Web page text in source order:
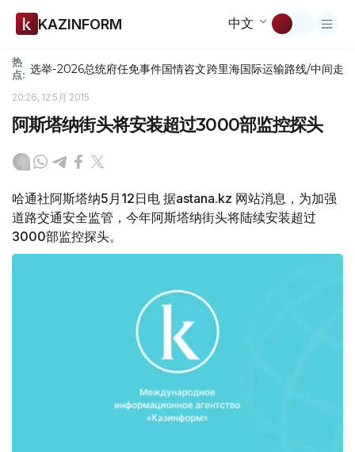
KAZINFORM 中文
热
点: 选举-2026总统府任免事件国情咨文跨里海国际运输路线/中间走廊
20:26, 12 5月 2015
阿斯塔纳街头将安装超过3000部监控探头
哈通社阿斯塔纳5月12日电 据astana.kz 网站消息，为加强
道路交通安全监管，今年阿斯塔纳街头将陆续安装超过
3000部监控探头。